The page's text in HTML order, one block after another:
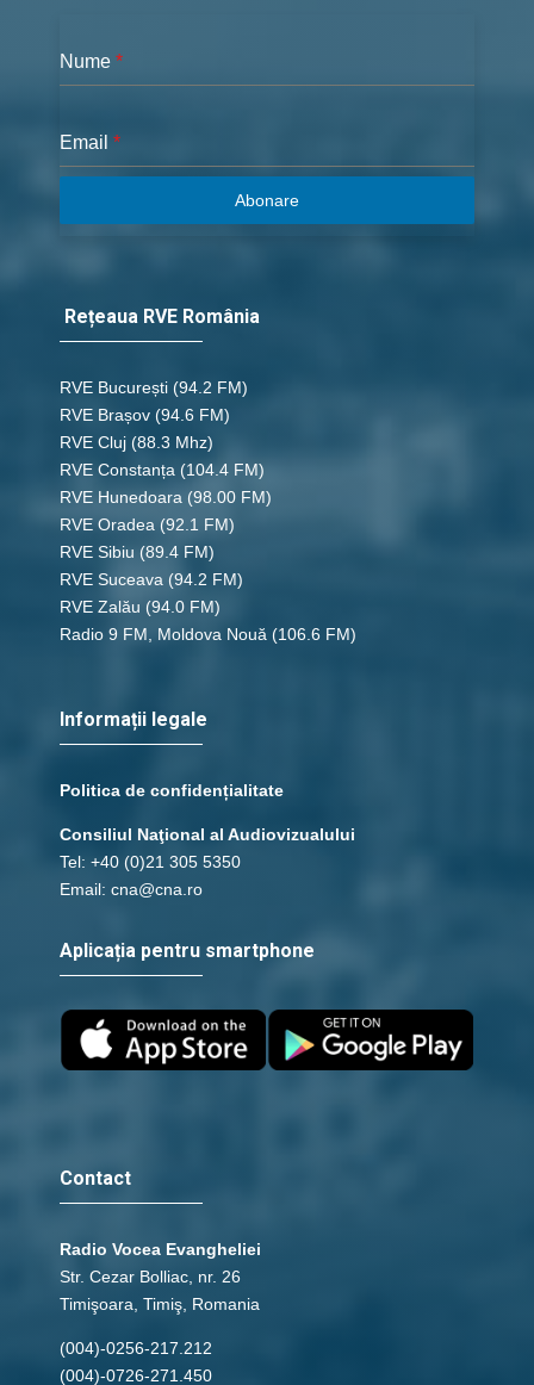
Nume *
Email *
Abonare
Rețeaua RVE România
RVE București (94.2 FM)
RVE Brașov (94.6 FM)
RVE Cluj (88.3 Mhz)
RVE Constanța (104.4 FM)
RVE Hunedoara (98.00 FM)
RVE Oradea (92.1 FM)
RVE Sibiu (89.4 FM)
RVE Suceava (94.2 FM)
RVE Zalău (94.0 FM)
Radio 9 FM, Moldova Nouă (106.6 FM)
Informații legale
Politica de confidențialitate
Consiliul Naţional al Audiovizualului
Tel: +40 (0)21 305 5350
Email: cna@cna.ro
Aplicația pentru smartphone
Contact
Radio Vocea Evangheliei
Str. Cezar Bolliac, nr. 26
Timişoara, Timiş, Romania
(004)-0256-217.212
(004)-0726-271.450